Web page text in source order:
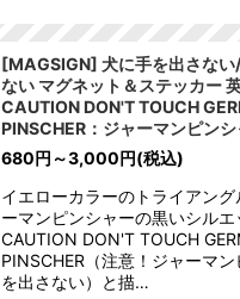
[MAGSIGN] 犬に手を出さな
ない マグネット＆ステッカー
CAUTION DON'T TOUCH
PINSCHER：ジャーマンピン
680円 ～3,000円(税込)
イエローカラーのトライアング
ーマンピンシャーの黒いシル
CAUTION DON'T TOUCH
PINSCHER（注意！ジャーマ
を出さない）と描…